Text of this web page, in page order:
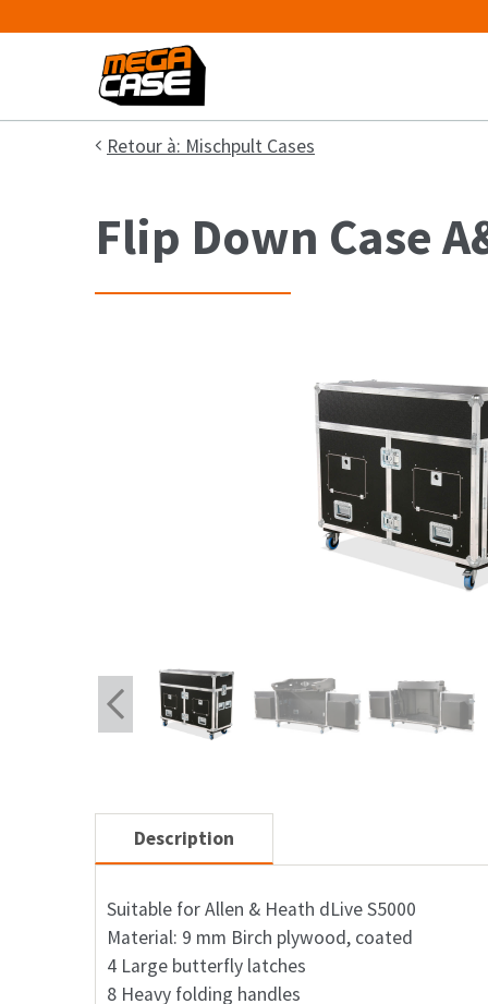
Retour à: Mischpult Cases
Flip Down Case
Description
Suitable for Allen & Heath dLive S5000
Material: 9 mm Birch plywood, coated
4 Large butterfly latches
8 Heavy folding handles